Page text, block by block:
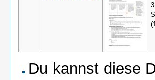
Du kannst diese